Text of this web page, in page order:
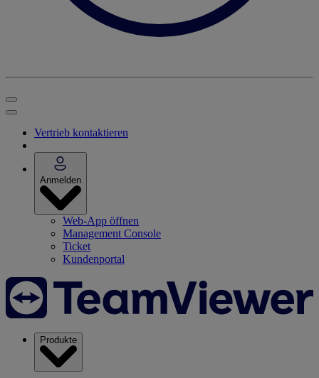
Vertrieb kontaktieren
Anmelden
Web-App öffnen
Management Console
Ticket
Kundenportal
Produkte